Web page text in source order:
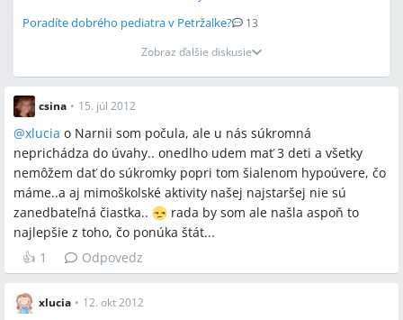
Poradíte dobrého pediatra v Petržalke?
13
Zobraz ďalšie diskusie
csina • 15. júl 2012
@xlucia o Narnii som počula, ale u nás súkromná
neprichádza do úvahy.. onedlho udem mať 3 deti a všetky
nemôžem dať do súkromky popri tom šialenom hypoúvere, čo
máme..a aj mimoškolské aktivity našej najstaršej nie sú
zanedbateľná čiastka..
rada by som ale našla aspoň to
najlepšie z toho, čo ponúka štát...
👍 1 Odpovedz
xlucia • 12. okt 2012